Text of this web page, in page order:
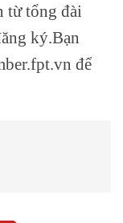
từ tổng đài
ký.Bạn
để